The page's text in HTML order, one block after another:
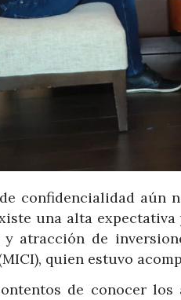
confidencialidad aún
una alta
y atracción de
quien estuvo
de conocer